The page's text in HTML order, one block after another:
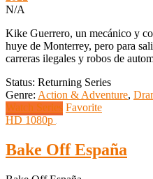
N/A
Kike Guerrero, un mecánico y
huye de Monterrey, pero para
carreras ilegales y robos de
Status: Returning Series
Genre: Action & Adventure,
Watch Series Favorite
HD 1080p
Bake Off España